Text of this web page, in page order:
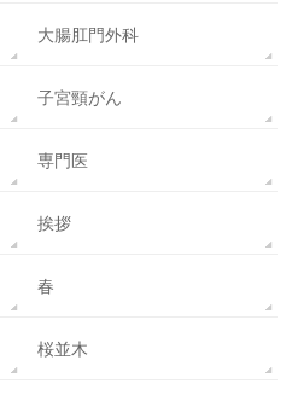
大腸肛門外科
子宮頸がん
専門医
挨拶
春
桜並木